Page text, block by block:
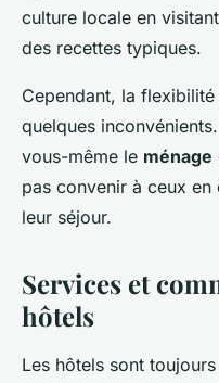
culture locale en
des recettes typiques.
Cependant, la
quelques
vous-même le ménage
pas convenir à ceux
leur séjour.
Services et
hôtels
Les hôtels sont